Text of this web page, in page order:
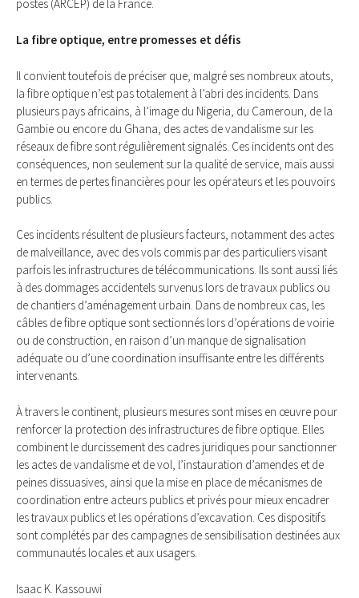
postes (ARCEP) de la France.
La fibre optique, entre promesses et défis
Il convient toutefois de préciser que, malgré ses nombreux atouts,
la fibre optique n’est pas totalement à l’abri des incidents. Dans
plusieurs pays africains, à l’image du Nigeria, du Cameroun, de la
Gambie ou encore du Ghana, des actes de vandalisme sur les
réseaux de fibre sont régulièrement signalés. Ces incidents ont des
conséquences, non seulement sur la qualité de service, mais aussi
en termes de pertes financières pour les opérateurs et les pouvoirs
publics.
Ces incidents résultent de plusieurs facteurs, notamment des actes
de malveillance, avec des vols commis par des particuliers visant
parfois les infrastructures de télécommunications. Ils sont aussi liés
à des dommages accidentels survenus lors de travaux publics ou
de chantiers d’aménagement urbain. Dans de nombreux cas, les
câbles de fibre optique sont sectionnés lors d’opérations de voirie
ou de construction, en raison d’un manque de signalisation
adéquate ou d’une coordination insuffisante entre les différents
intervenants.
À travers le continent, plusieurs mesures sont mises en œuvre pour
renforcer la protection des infrastructures de fibre optique. Elles
combinent le durcissement des cadres juridiques pour sanctionner
les actes de vandalisme et de vol, l’instauration d’amendes et de
peines dissuasives, ainsi que la mise en place de mécanismes de
coordination entre acteurs publics et privés pour mieux encadrer
les travaux publics et les opérations d’excavation. Ces dispositifs
sont complétés par des campagnes de sensibilisation destinées aux
communautés locales et aux usagers.
Isaac K. Kassouwi